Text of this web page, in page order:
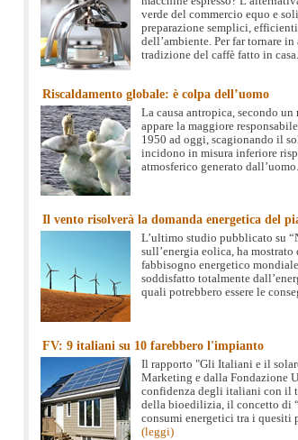
verde del commercio equo e
preparazione semplici,
dell’ambiente. Per far tornare
tradizione del caffè fatto in
Riscaldamento globale: è colpa dell’uomo
La causa antropica, secondo
appare la maggiore
1950 ad oggi, scagionando il
incidono in misura inferiore
atmosferico generato
Il vento risolverà la domanda energetica del
L’ultimo studio pubblicato su
sull’energia eolica, ha
fabbisogno energetico
soddisfatto totalmente
quali potrebbero essere le
FV: 9 italiani su 10 farebbero l'impianto
Il rapporto "Gli Italiani e il
Marketing e dalla Fondazione
confidenza degli italiani con il
della bioedilizia, il concetto di
consumi energetici tra i
(leggi)